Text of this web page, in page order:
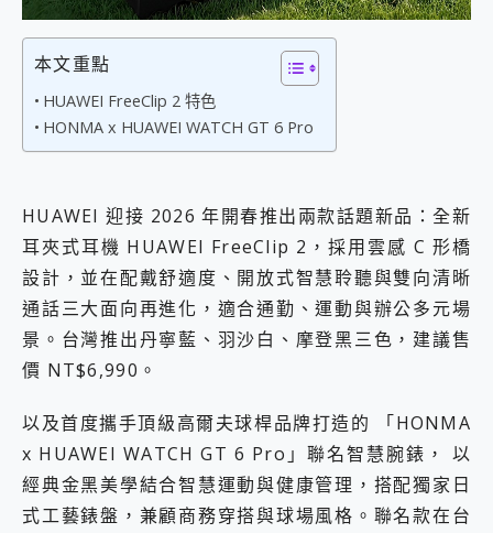
寶可夢飛人外掛iToolab AnyGo全新升級，GO Fest 五折優惠嗨翻天！支援 iOS/Android！
百倍變焦實測~ vivo X200 Pro 與 S25 Ultra 誰能滿足全場景拍攝需求？
飛利浦 JS7310 ⚡【電急便｜行動儲能救車電源】 可靠的旅行夥伴！帶給您優異的安全性與強大供電效能
是螢幕也是電視! 一機超多用途「MSI微星 Modern MD272UPSW 27型」 4K IPS 輕薄商用智慧聯網螢幕 開箱 評測
realme 14 Pro 超硬軍規、冰感變色實測，realme 14 5G 遊戲戰鬥值爆表，效能x娛樂全都要！
iPhone、Apple Watch、AirPods耳機 三個設備充電一起搞定 ONPRO MagReact™ M3 3 in 1可攜摺疊無線充電器 開箱 評測
動靜皆宜「HUAWEI FreeArc」開放式耳掛耳機，無感配戴! 超穩超服貼，音質、通話也很優質
好玩好拍 vivo V50 ~ 口袋裡的 Zeiss 潮流攝影棚!
25種洗烘模式一機搞定! Roborock 衣莉莎白 H1 Neo分子篩洗脫烘 AI 滾筒洗衣機
給 MSI Claw 系列電競掌機 最完美的家 MSI Nest Docking Station 掌機專屬擴充底座 開箱 評測
B&O 精品級音響! Home+ 中嘉寬頻 SoundBox 劇院串流盒 開箱 評測
3 個超值 MHN 飛人工具分享~~ iToolab AnyGo 魔物獵人 Now飛人 ios教學 不出門也可以到處走
Locawhere AnyTo 寶可夢飛人 AnyTo 不出門也可以飛遍全世界
小體積 40000mAh 超大容量 一次充5個設備 充好充滿 CUKTECH 酷態科 300W 微型充電站 開箱 評測
97.3% 恢復率，資料救援就是這麼簡單 EaseUS Data Recovery Wizard Free 18.0.0 業界最好的資料救援軟體
磁碟系統大風吹 有了 磁碟管理程式 EaseUS Partition Master 就是這麼簡單
本文重點
HUAWEI FreeClip 2 特色
HONMA x HUAWEI WATCH GT 6 Pro
HUAWEI 迎接 2026 年開春推出兩款話題新品：全新
耳夾式耳機 HUAWEI FreeClip 2，採用雲感 C 形橋
設計，並在配戴舒適度、開放式智慧聆聽與雙向清晰
通話三大面向再進化，適合通勤、運動與辦公多元場
景。台灣推出丹寧藍、羽沙白、摩登黑三色，建議售
價 NT$6,990。
以及首度攜手頂級高爾夫球桿品牌打造的 「HONMA
x HUAWEI WATCH GT 6 Pro」聯名智慧腕錶， 以
經典金黑美學結合智慧運動與健康管理，搭配獨家日
式工藝錶盤，兼顧商務穿搭與球場風格。聯名款在台